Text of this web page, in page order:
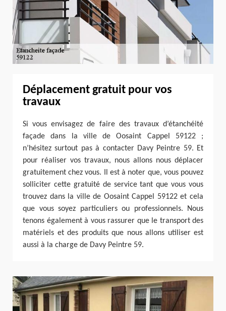
Déplacement gratuit pour vos
travaux
Si vous envisagez de faire des travaux d’étanchéité
façade dans la ville de Oosaint Cappel 59122 ;
n’hésitez surtout pas à contacter Davy Peintre 59. Et
pour réaliser vos travaux, nous allons nous déplacer
gratuitement chez vous. Il est à noter que, vous pouvez
solliciter cette gratuité de service tant que vous vous
trouvez dans la ville de Oosaint Cappel 59122 et cela
que vous soyez particuliers ou professionnels. Nous
tenons également à vous rassurer que le transport des
matériels et des produits que nous allons utiliser est
aussi à la charge de Davy Peintre 59.